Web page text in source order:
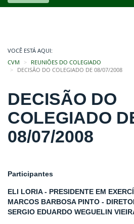
VOCÊ ESTÁ AQUI:
CVM
REUNIÕES DO COLEGIADO
DECISÃO DO COLEGIADO DE 08/07/2008
DECISÃO DO
COLEGIADO
08/07/2008
Participantes
ELI LORIA - PRESIDENTE EM
MARCOS BARBOSA PINTO -
SERGIO EDUARDO WEGUELIN